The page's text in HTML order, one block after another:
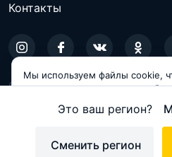
Это ваш регион?
Сменить регион
Контакты
© 2026 NOVOSTROEV.RU
Политика обработки
Мы используем файлы cookie,
корректно и становился